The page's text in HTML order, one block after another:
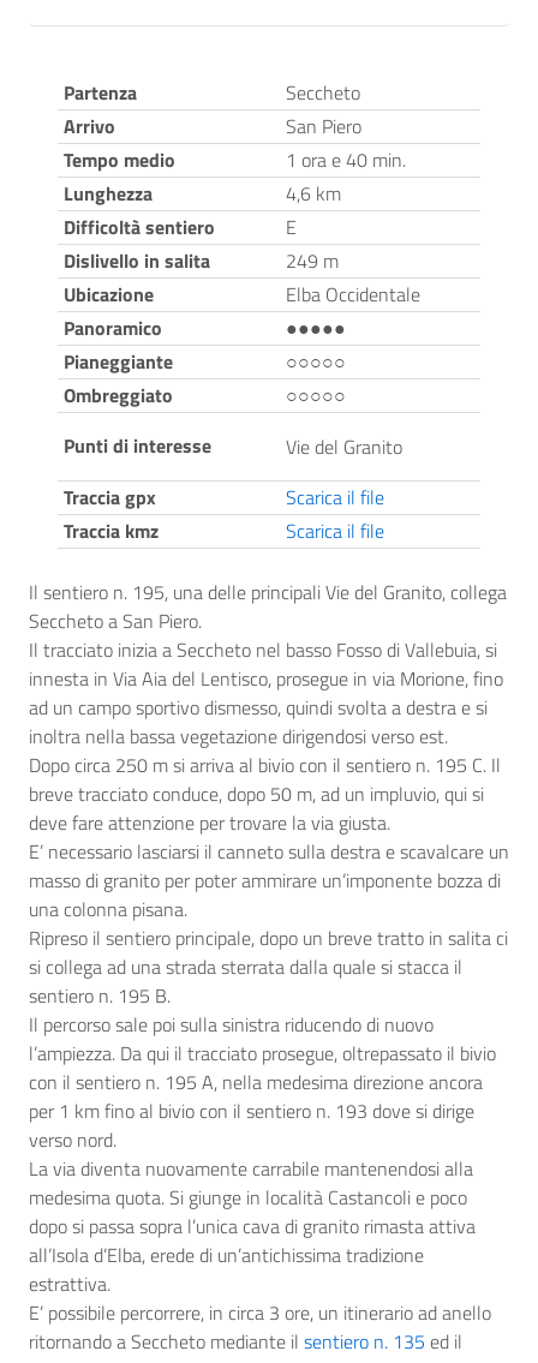
Partenza
Seccheto
Arrivo
San Piero
Tempo medio
1 ora e 40 min.
Lunghezza
4,6 km
Difficoltà sentiero
E
Dislivello in salita
249 m
Ubicazione
Elba Occidentale
Panoramico
●●●●●
Pianeggiante
○○○○○
Ombreggiato
○○○○○
Punti di interesse
Vie del Granito
Traccia gpx
Scarica il file
Traccia kmz
Scarica il file
Il sentiero n. 195, una delle principali Vie del Granito, collega
Seccheto a San Piero.
Il tracciato inizia a Seccheto nel basso Fosso di Vallebuia, si
innesta in Via Aia del Lentisco, prosegue in via Morione, fino
ad un campo sportivo dismesso, quindi svolta a destra e si
inoltra nella bassa vegetazione dirigendosi verso est.
Dopo circa 250 m si arriva al bivio con il sentiero n. 195 C. Il
breve tracciato conduce, dopo 50 m, ad un impluvio, qui si
deve fare attenzione per trovare la via giusta.
E’ necessario lasciarsi il canneto sulla destra e scavalcare un
masso di granito per poter ammirare un’imponente bozza di
una colonna pisana.
Ripreso il sentiero principale, dopo un breve tratto in salita ci
si collega ad una strada sterrata dalla quale si stacca il
sentiero n. 195 B.
Il percorso sale poi sulla sinistra riducendo di nuovo
l’ampiezza. Da qui il tracciato prosegue, oltrepassato il bivio
con il sentiero n. 195 A, nella medesima direzione ancora
per 1 km fino al bivio con il sentiero n. 193 dove si dirige
verso nord.
La via diventa nuovamente carrabile mantenendosi alla
medesima quota. Si giunge in località Castancoli e poco
dopo si passa sopra l’unica cava di granito rimasta attiva
all’Isola d’Elba, erede di un’antichissima tradizione
estrattiva.
E’ possibile percorrere, in circa 3 ore, un itinerario ad anello
ritornando a Seccheto mediante il sentiero n. 135 ed il